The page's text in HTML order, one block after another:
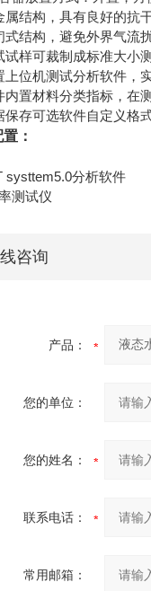
属结构，具有良好的抗
式结构，避免外界气流
试样可裁制成标准大小
上位机测试分析软件，
内置材料分类指标，在
保存可选软件自定义格
：
systtem5.0分析软件
测试仪
咨询
产品：
您的单位：
您的姓名：
联系电话：
常用邮箱：